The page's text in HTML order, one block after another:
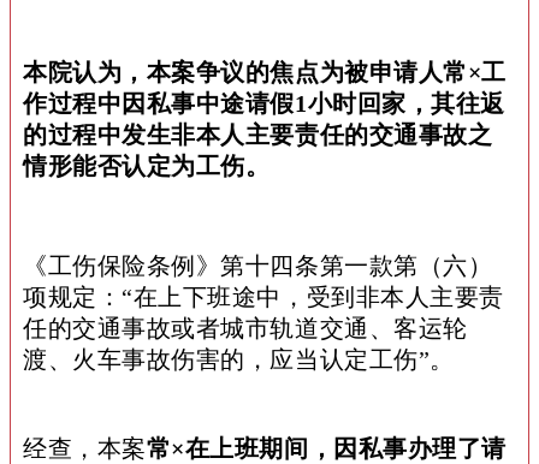
本院认为，本案争议的焦点为被申请人常×工
作过程中因私事中途请假1小时回家，其往返
的过程中发生非本人主要责任的交通事故之
情形能否认定为工伤。
《工伤保险条例》第十四条第一款第（六）
项规定：“在上下班途中，受到非本人主要责
任的交通事故或者城市轨道交通、客运轮
渡、火车事故伤害的，应当认定工伤”。
经查，本案常×在上班期间，因私事办理了请